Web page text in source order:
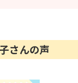
さんの声